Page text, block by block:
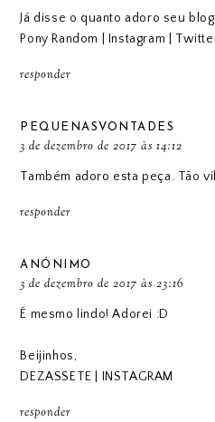
Já disse o quanto adoro seu
Pony Random
Instagram
responder
PEQUENASVONTADES
3 de dezembro de 2017 às 14:12
Também adoro esta peça. Tão
responder
ANÓNIMO
3 de dezembro de 2017 às 23:16
É mesmo lindo! Adorei :D
Beijinhos,
DEZASSETE
INSTAGRAM
responder